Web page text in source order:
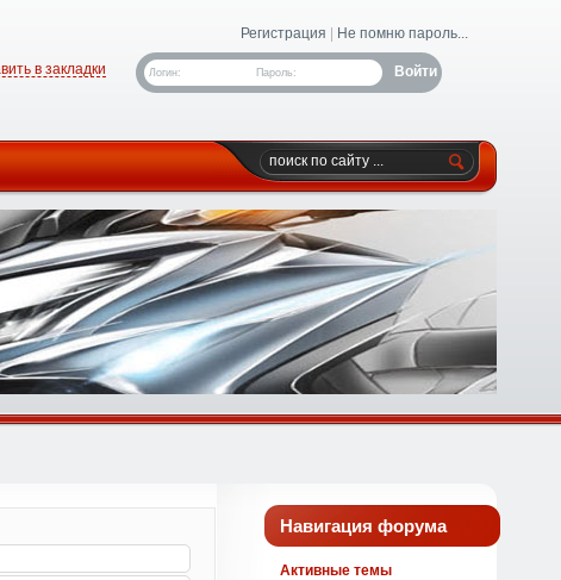
Регистрация Не помню пароль...
Логин: Пароль:
в закладки
Навигация форума
Активные темы